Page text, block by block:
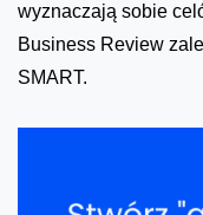
wyznaczają sobie
Business Review
SMART.